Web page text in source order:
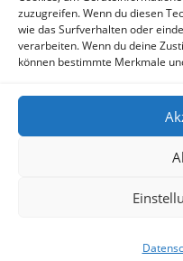
zuzugreifen. Wenn du diesen
wie das Surfverhalten oder
verarbeiten. Wenn du deine
können bestimmte Merkmale
Copyright Irene